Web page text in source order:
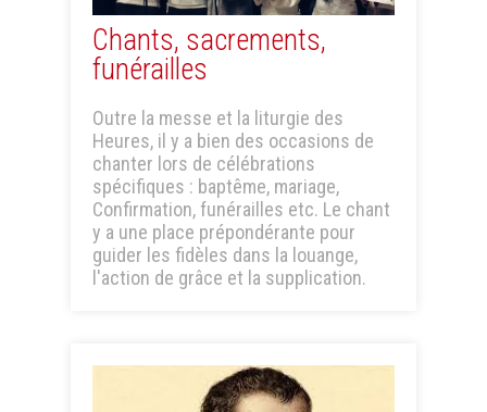
Chants, sacrements,
funérailles
Outre la messe et la liturgie des
Heures, il y a bien des occasions de
chanter lors de célébrations
spécifiques : baptême, mariage,
Confirmation, funérailles etc. Le chant
y a une place prépondérante pour
guider les fidèles dans la louange,
l'action de grâce et la supplication.